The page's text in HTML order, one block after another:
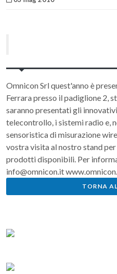
Omnicon Srl quest'anno è
Ferrara presso il padiglione 2,
saranno presentati gli
telecontrollo, i sistemi radio e,
sensoristica di misurazione
vostra visita al nostro stand
prodotti disponibili. Per
info@omnicon.it
TORNA